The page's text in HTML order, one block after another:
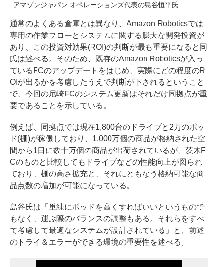
アマゾンジャパン オペレーションズ代表の島谷恒平氏
通常のよくある倉庫とは異なり、Amazon Roboticsでは
専用の作業フローとシステムに関する膨大な開発投資が
あり、この投資対効果(ROI)の判断が最も重要になると同
氏は述べる。そのため、既存のAmazon Roboticsが入っ
ているFCのアップデートをはじめ、実際にどの程度のR
OIが出るかを考慮したうえで判断が下されるということ
で、今回の尼崎FCのシステム更新はそれだけ同拠点が重
要であることを示している。
例えば、同拠点では現在1,800台のドライブと2万のポッ
ド(棚)が稼働しており、1,000万個の商品が格納された空
間から1日に数十万個の商品が出荷されているが、茨木F
Cのものと比較してもドライブなどの性能向上が図られ
ており、棚の高さ拡充と、それにともなう格納可能な商
品点数の増加が可能になっている。
島谷氏は「単純にポッドを高くすればいいというもので
もなく、運ぶ際のバランスの調整もある。それらをすべ
て考慮して最適なシステムが設計されている」と、前述
のトライ＆エラーができる環境の重要性を述べる。